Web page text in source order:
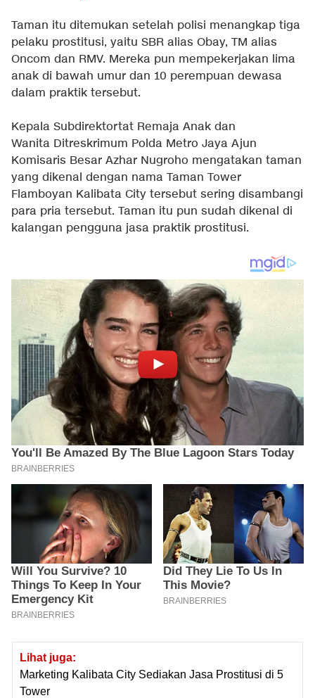
Taman itu ditemukan setelah polisi menangkap tiga
pelaku prostitusi, yaitu SBR alias Obay, TM alias
Oncom dan RMV. Mereka pun mempekerjakan lima
anak di bawah umur dan 10 perempuan dewasa
dalam praktik tersebut.
Kepala Subdirektortat Remaja Anak dan
Wanita Ditreskrimum Polda Metro Jaya Ajun
Komisaris Besar Azhar Nugroho mengatakan taman
yang dikenal dengan nama Taman Tower
Flamboyan Kalibata City tersebut sering disambangi
para pria tersebut. Taman itu pun sudah dikenal di
kalangan pengguna jasa praktik prostitusi.
Lihat juga:
Marketing Kalibata City Sediakan Jasa Prostitusi di 5
Tower